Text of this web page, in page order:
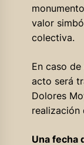
valor
colectiva.
En caso
acto será
Dolores
realización
Una fecha